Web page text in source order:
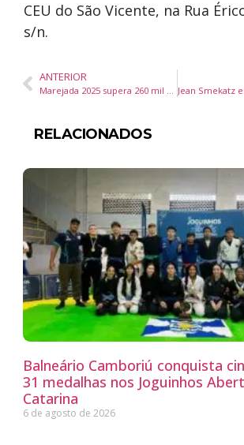
CEU do São Vicente, na Rua
s/n.
ANTERIOR
Marejada 2025 supera 260 mil visitantes e consolida Itajaí como destaque no turismo catarinense
RELACIONADOS
Balneário Camboriú conquista
31 medalhas nos Joguinhos
Catarina
6 de agosto de 2026